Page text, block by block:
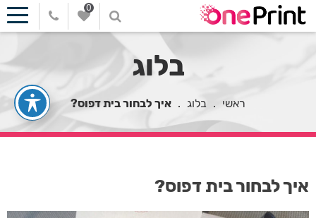
0
בלוג
ראשי . בלוג . איך לבחור בית דפוס?
איך לבחור בית דפוס?